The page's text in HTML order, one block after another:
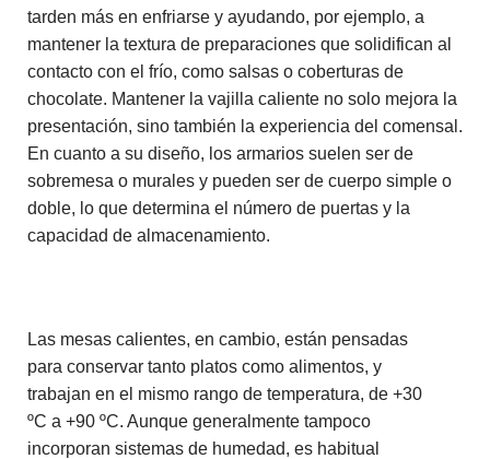
tarden más en enfriarse y ayudando, por ejemplo, a
mantener la textura de preparaciones que solidifican al
contacto con el frío, como salsas o coberturas de
chocolate. Mantener la vajilla caliente no solo mejora la
presentación, sino también la experiencia del comensal.
En cuanto a su diseño, los armarios suelen ser de
sobremesa o murales y pueden ser de cuerpo simple o
doble, lo que determina el número de puertas y la
capacidad de almacenamiento.
Las mesas calientes, en cambio, están pensadas
para conservar tanto platos como alimentos, y
trabajan en el mismo rango de temperatura, de +30
ºC a +90 ºC. Aunque generalmente tampoco
incorporan sistemas de humedad, es habitual